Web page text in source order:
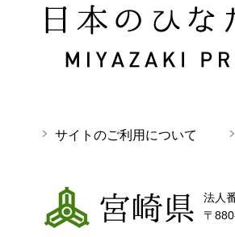
日本のひなた 宮崎県
サイトのご利用について
宮崎県
法人
〒